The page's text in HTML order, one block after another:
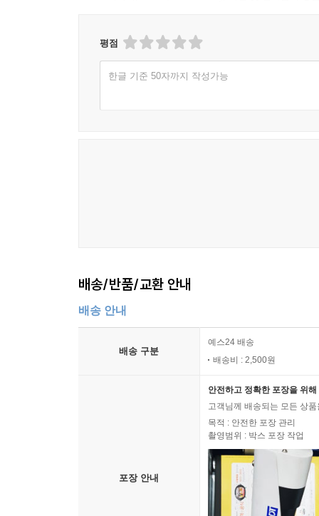
평점
한글 기준 50자까지 작성가능
배송/반품/교환 안내
배송 안내
배송 구분
예스24 배송
배송비 : 2,500원
포장 안내
안전하고 정확한 포장을 위
고객님께 배송되는 모든 상
목적 : 안전한 포장 관리
촬영범위 : 박스 포장 작업